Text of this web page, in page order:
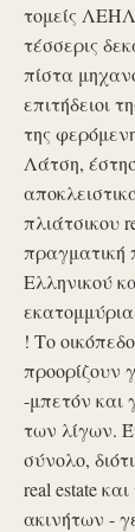
τομείς
τέσσερις
πίστα
επιτήδειοι
της
Λάτση,
πλιάτσικου
πραγματική
Ελληνικού
! Το
προορίζουν
-μπετόν και
των λίγων.
σύνολο,
real estate
ακινήτων -